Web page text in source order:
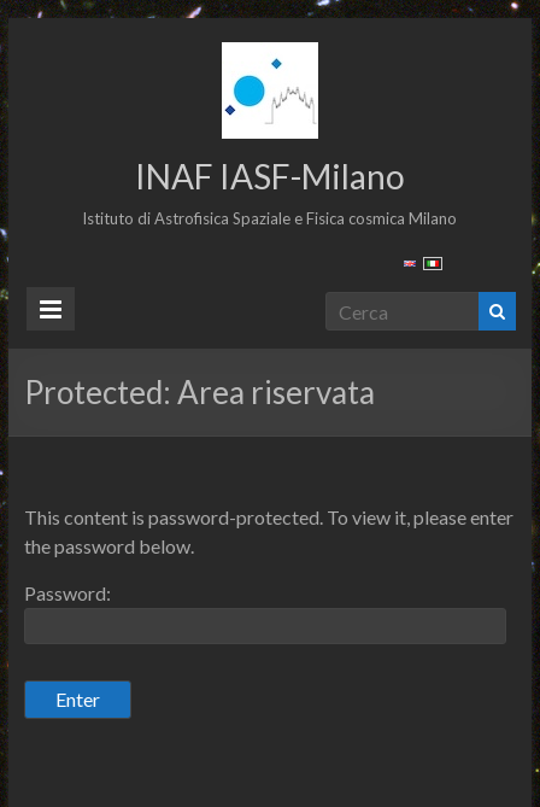
INAF IASF-Milano
Istituto di Astrofisica Spaziale e Fisica cosmica Milano
Protected: Area riservata
This content is password-protected. To view it, please enter
the password below.
Password: